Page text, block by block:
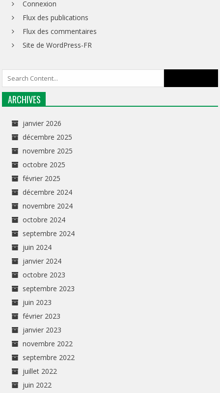
Connexion
Flux des publications
Flux des commentaires
Site de WordPress-FR
ARCHIVES
janvier 2026
décembre 2025
novembre 2025
octobre 2025
février 2025
décembre 2024
novembre 2024
octobre 2024
septembre 2024
juin 2024
janvier 2024
octobre 2023
septembre 2023
juin 2023
février 2023
janvier 2023
novembre 2022
septembre 2022
juillet 2022
juin 2022